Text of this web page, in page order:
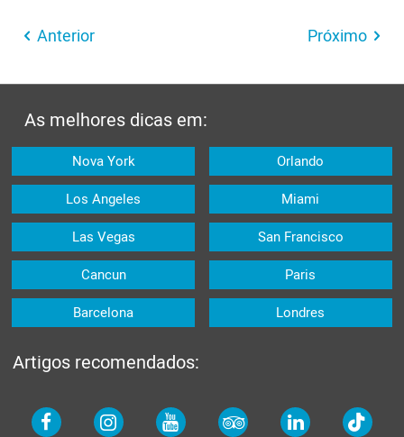
Anterior Próximo
As melhores dicas em:
Nova York Orlando
Los Angeles Miami
Las Vegas San Francisco
Cancun Paris
Barcelona Londres
Artigos recomendados: